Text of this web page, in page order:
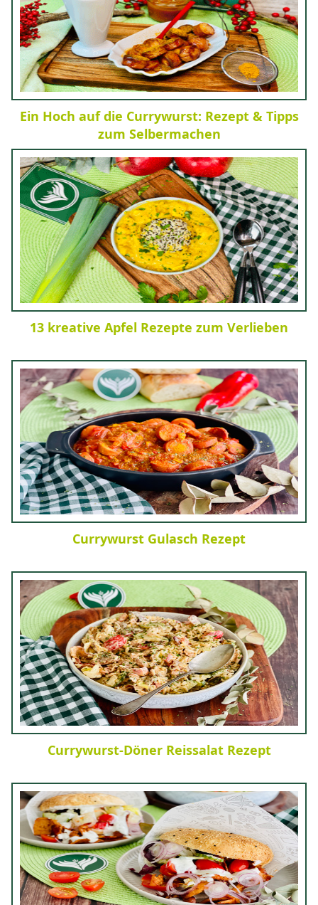
Ein Hoch auf die Currywurst: Rezept & Tipps
zum Selbermachen
13 kreative Apfel Rezepte zum Verlieben
Currywurst Gulasch Rezept
Currywurst-Döner Reissalat Rezept